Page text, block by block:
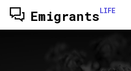
EmigrantsLIFE